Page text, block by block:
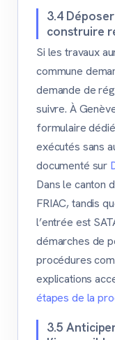
3.4
construire
Si les travaux
commune
demande de
suivre. À
formulaire
exécutés sans
documenté sur
Dans le canton
FRIAC, tandis
l’entrée est
démarches de
procédures
explications
étapes de la
3.5